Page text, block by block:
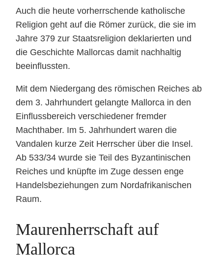
Auch die heute vorherrschende katholische
Religion geht auf die Römer zurück, die sie im
Jahre 379 zur Staatsreligion deklarierten und
die Geschichte Mallorcas damit nachhaltig
beeinflussten.
Mit dem Niedergang des römischen Reiches ab
dem 3. Jahrhundert gelangte Mallorca in den
Einflussbereich verschiedener fremder
Machthaber. Im 5. Jahrhundert waren die
Vandalen kurze Zeit Herrscher über die Insel.
Ab 533/34 wurde sie Teil des Byzantinischen
Reiches und knüpfte im Zuge dessen enge
Handelsbeziehungen zum Nordafrikanischen
Raum.
Maurenherrschaft auf
Mallorca